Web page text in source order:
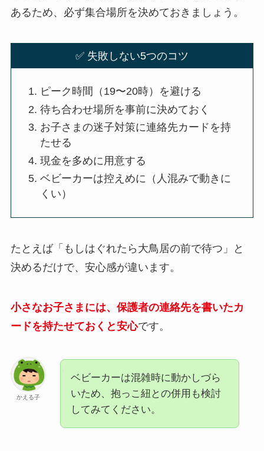
あるため、必ず集合場所を決めておきましょう。
✅ 失敗しない5つのコツ
ピーク時間（19〜20時）を避ける
待ち合わせ場所を事前に決めておく
お子さまの迷子対策に連絡先カードを持
たせる
現金を多めに用意する
ベビーカーは控えめに（人混みで動きに
くい）
たとえば「もしはぐれたら大鳥居の前で待つ」と
決めるだけで、安心感が違います。
小さなお子さまには、保護者の連絡先を書いたカ
ードを持たせておくと安心です。
かえる子
ベビーカーは混雑時に動かしづら
いため、抱っこ紐との併用も検討
してみてください。